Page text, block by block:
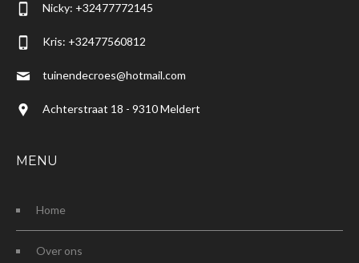
Nicky: +32477772145
Kris: +32477560812
tuinendecroes@hotmail.com
Achterstraat 18 - 9310 Meldert
MENU
Home
Over ons